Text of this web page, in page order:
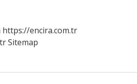
https://encira.com.tr
Sitemap